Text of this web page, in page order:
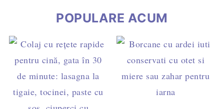
POPULARE ACUM